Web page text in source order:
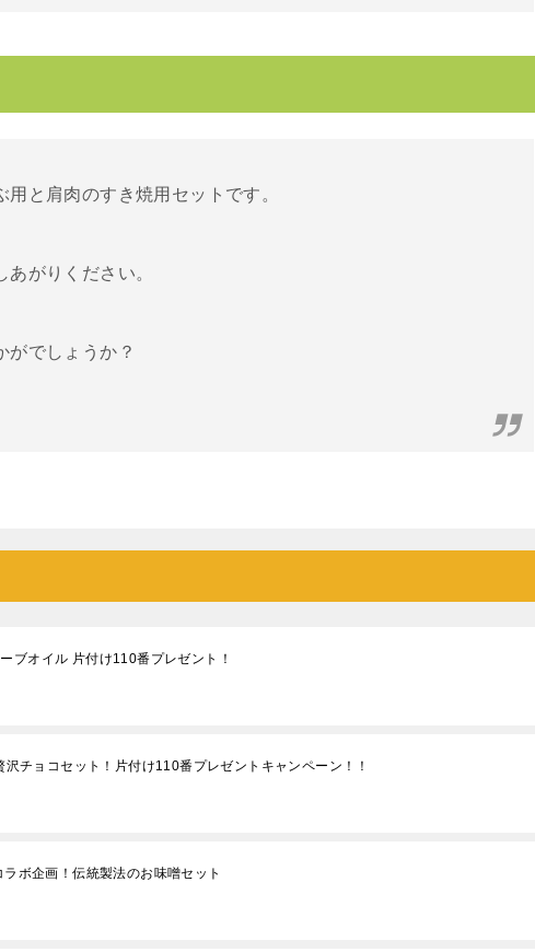
と肩肉のすき焼用セットです。
がりください。
がでしょうか？
ブオイル 片付け110番プレゼント！
チョコセット！片付け110番プレゼントキャンペーン！！
ボ企画！伝統製法のお味噌セット